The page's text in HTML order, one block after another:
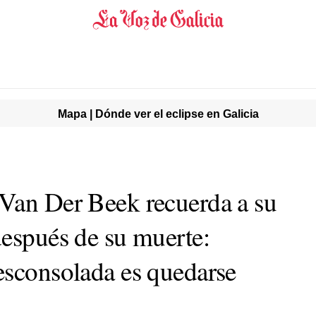
Mapa | Dónde ver el eclipse en Galicia
Der Beek recuerda a su
de su muerte:
es quedarse